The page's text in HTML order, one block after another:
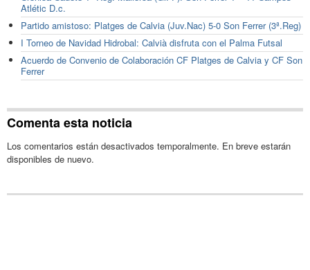
Atlétic D.c.
Partido amistoso: Platges de Calvia (Juv.Nac) 5-0 Son Ferrer (3ª.Reg)
I Torneo de Navidad Hidrobal: Calvià disfruta con el Palma Futsal
Acuerdo de Convenio de Colaboración CF Platges de Calvia y CF Son
Ferrer
Comenta esta noticia
Los comentarios están desactivados temporalmente. En breve estarán
disponibles de nuevo.